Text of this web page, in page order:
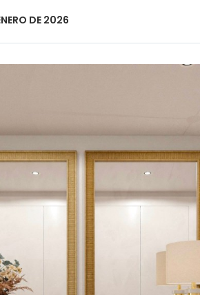
DE 2026